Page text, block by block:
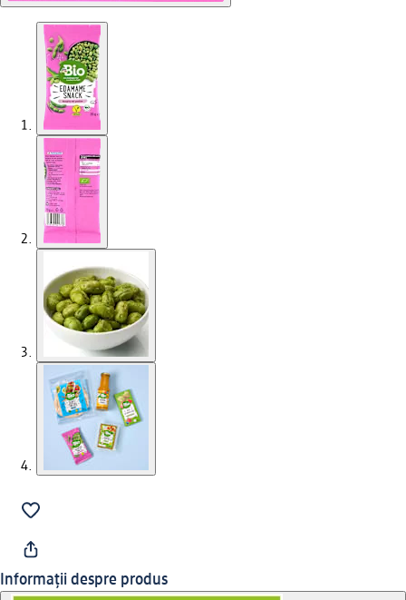
Informații despre produs